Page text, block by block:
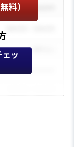
料）
ェッ